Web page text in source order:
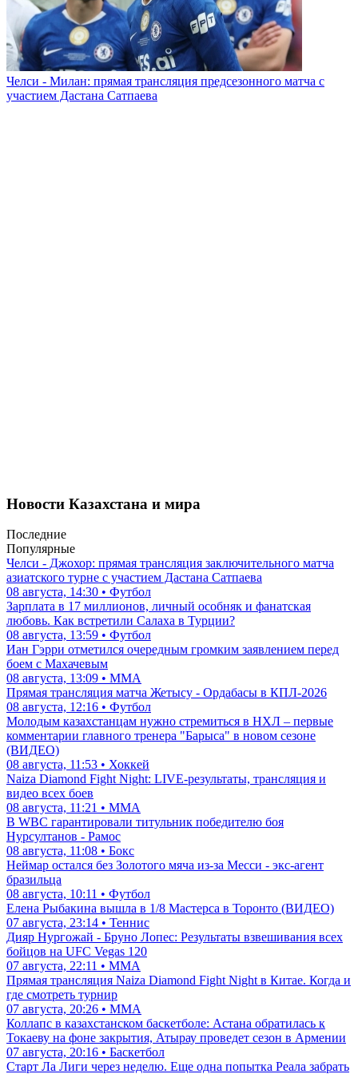
Челси - Милан: прямая трансляция предсезонного матча с
участием Дастана Сатпаева
Новости Казахстана и мира
Последние
Популярные
Челси - Джохор: прямая трансляция заключительного матча
азиатского турне с участием Дастана Сатпаева
08 августа, 14:30 • Футбол
Зарплата в 17 миллионов, личный особняк и фанатская
любовь. Как встретили Салаха в Турции?
08 августа, 13:59 • Футбол
Иан Гэрри отметился очередным громким заявлением перед
боем с Махачевым
08 августа, 13:09 • ММА
Прямая трансляция матча Жетысу - Ордабасы в КПЛ-2026
08 августа, 12:16 • Футбол
Молодым казахстанцам нужно стремиться в НХЛ – первые
комментарии главного тренера "Барыса" в новом сезоне
(ВИДЕО)
08 августа, 11:53 • Хоккей
Naiza Diamond Fight Night: LIVE-результаты, трансляция и
видео всех боев
08 августа, 11:21 • ММА
В WBC гарантировали титульник победителю боя
Нурсултанов - Рамос
08 августа, 11:08 • Бокс
Неймар остался без Золотого мяча из-за Месси - экс-агент
бразильца
08 августа, 10:11 • Футбол
Елена Рыбакина вышла в 1/8 Мастерса в Торонто (ВИДЕО)
07 августа, 23:14 • Теннис
Дияр Нургожай - Бруно Лопес: Результаты взвешивания всех
бойцов на UFC Vegas 120
07 августа, 22:11 • ММА
Прямая трансляция Naiza Diamond Fight Night в Китае. Когда и
где смотреть турнир
07 августа, 20:26 • ММА
Коллапс в казахстанском баскетболе: Астана обратилась к
Токаеву на фоне закрытия, Атырау проведет сезон в Армении
07 августа, 20:16 • Баскетбол
Старт Ла Лиги через неделю. Еще одна попытка Реала забрать